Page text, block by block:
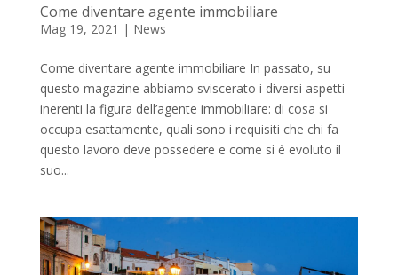
Come diventare agente immobiliare
Mag 19, 2021 | News
Come diventare agente immobiliare In passato, su
questo magazine abbiamo sviscerato i diversi aspetti
inerenti la figura dell’agente immobiliare: di cosa si
occupa esattamente, quali sono i requisiti che chi fa
questo lavoro deve possedere e come si è evoluto il
suo...